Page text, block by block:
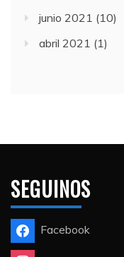
junio 2021 (10)
abril 2021 (1)
SEGUINOS
Facebook